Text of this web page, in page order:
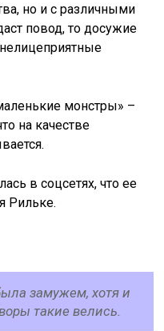
но и с различными
повод, то досужие
монстры» –
на качестве
в соцсетях, что ее
Рильке.
замужем, хотя и
такие велись.